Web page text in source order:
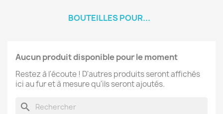
BOUTEILLES POUR...
Aucun produit disponible pour le moment
Restez à l'écoute ! D'autres produits seront affichés
ici au fur et à mesure qu'ils seront ajoutés.
search